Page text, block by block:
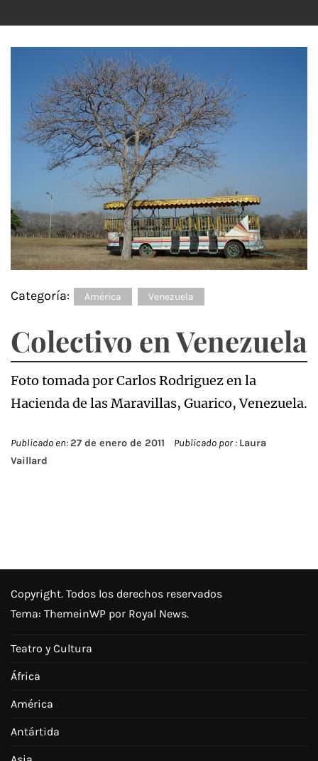
Categoría: América Venezuela
Colectivo en Venezuela
Foto tomada por Carlos Rodriguez en la
Hacienda de las Maravillas, Guarico, Venezuela.
Publicado en:27 de enero de 2011 Publicado por : Laura
Vaillard
Copyright. Todos los derechos reservados
Tema: ThemeinWP por Royal News.
Teatro y Cultura
África
América
Antártida